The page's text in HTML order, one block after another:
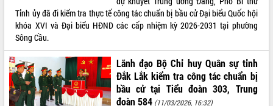
Tỉnh ủy đã đi kiểm tra thực tế công tác chuẩn bị bầu cử Đại biểu Quốc hội
khóa XVI và Đại biểu HĐND các cấp nhiệm kỳ 2026-2031 tại phường
Sông Cầu.
Lãnh đạo Bộ Chỉ huy Quân sự tỉnh
Đắk Lắk kiểm tra công tác chuẩn bị
bầu cử tại Tiểu đoàn 303, Trung
đoàn 584 (11/03/2026, 16:32)